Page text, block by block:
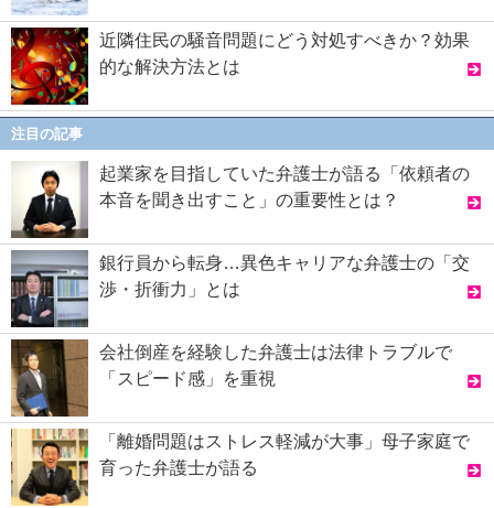
近隣住民の騒音問題にどう対処すべきか？効果
的な解決方法とは
注目の記事
起業家を目指していた弁護士が語る「依頼者の
本音を聞き出すこと」の重要性とは？
銀行員から転身…異色キャリアな弁護士の「交
渉・折衝力」とは
会社倒産を経験した弁護士は法律トラブルで
「スピード感」を重視
「離婚問題はストレス軽減が大事」母子家庭で
育った弁護士が語る